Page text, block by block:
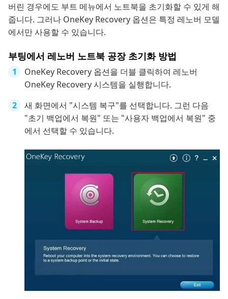
버린 경우에도 부트 메뉴에서 노트북을 초기화할 수 있게 해
줍니다. 그러나 OneKey Recovery 옵션은 특정 레노버 모델
에서만 사용할 수 있습니다.
부팅에서 레노버 노트북 공장 초기화 방법
OneKey Recovery 옵션을 더블 클릭하여 레노버
OneKey Recovery 시스템을 실행합니다.
새 화면에서 "시스템 복구"를 선택합니다. 그런 다음
"초기 백업에서 복원" 또는 "사용자 백업에서 복원" 중
에서 선택할 수 있습니다.